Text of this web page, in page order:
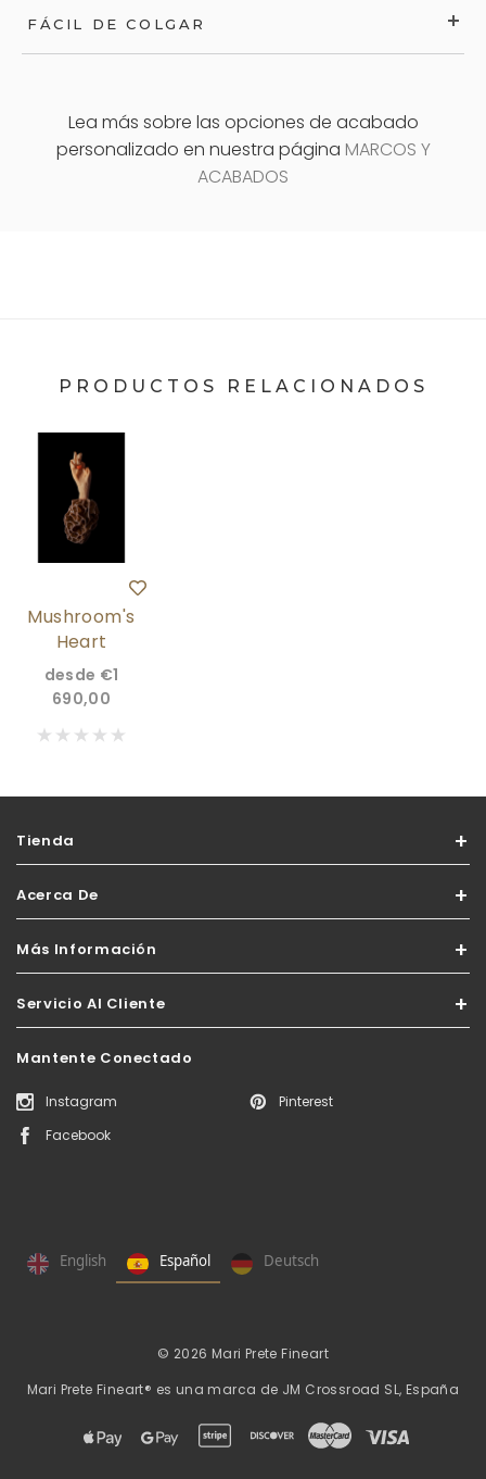
FÁCIL DE COLGAR
Lea más sobre las opciones de acabado
personalizado en nuestra página MARCOS Y
ACABADOS
PRODUCTOS RELACIONADOS
Mushroom's
Heart
desde €1
690,00
Tienda
Acerca De
Más Información
Servicio Al Cliente
Mantente Conectado
Instagram
Facebook
Pinterest
English Español Deutsch
© 2026 Mari Prete Fineart
Mari Prete Fineart® es una marca de JM Crossroad SL, España